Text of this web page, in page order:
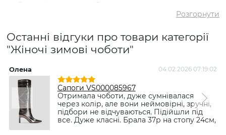
✅ Середній рейтинг
5
✅ Найдешевший
товар
2092 грн
✅ Найдорожчий
7595 грн
✅ Найпопулярніший
товар
Чоботи VS000085986 Чорний
Розгорнути
Останні відгуки про товари категорії
"Жіночі зимові чоботи"
Олена 04.02.2026 07:19:02
Сапоги VS000085967
Отримала чоботи, дуже сумнівалася
через колір, але вони неймовірні, зручні,
підбори не відчуваються. Підійшли під
все. Дуже класні. Брала 37р на стопу 24см,